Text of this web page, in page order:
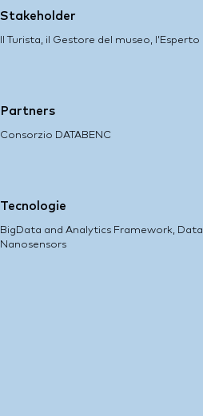
Stakeholder
Il Turista, il Gestore del museo, l’Esperto
Partners
Consorzio DATABENC
Tecnologie
BigData and Analytics Framework,
Nanosensors